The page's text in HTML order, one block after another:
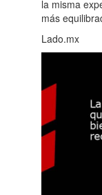
la misma
más
Lado.mx